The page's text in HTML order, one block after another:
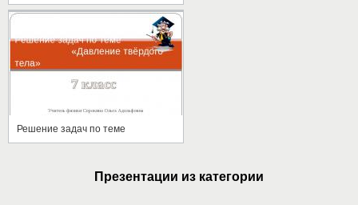
Решение задач по теме
Презентации из категории